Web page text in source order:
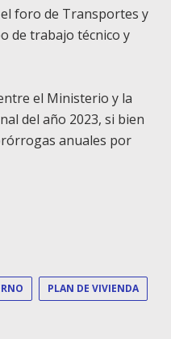
foro de Transportes y
de trabajo técnico y
el Ministerio y la
del año 2023, si bien
anuales por
PLAN DE VIVIENDA